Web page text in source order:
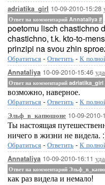
adriatika_girl 10-09-2010-15:28
Ответ на комментарий Annataliya #
poetomu lisch chastichno
chastichno, t.k. kto-to-
prinzipi na svou zhin
Обратиться - Ответить - К
Annataliya 10-09-2010-15:46
Ответ на комментарий adriatika_girl
возможно, наверное.
Обратиться - Ответить - К
Эльф_в_капюшоне 10-09-2010-
Ты настоящая
ничего в жизни не видела.
Обратиться - Ответить - К
Annataliya 10-09-2010-16:11
Ответ на комментарий
как раз видела и немало!